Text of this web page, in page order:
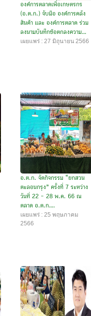
องค์การตลาดเพื่อเกษตรกร
(อ.ต.ก.) จับมือ องค์การคลัง
สินค้า และ องค์การตลาด ร่วม
ลงนามบันทึกข้อตกลงความ...
เผยแพร่ : 27 มิถุนายน 2566
อ.ต.ก. จัดกิจกรรม “ยกสวน
ตะลอนกรุง” ครั้งที่ 7 ระหว่าง
วันที่ 22 - 28 พ.ค. 66 ณ
ตลาด อ.ต.ก....
เผยแพร่ : 25 พฤษภาคม
2566